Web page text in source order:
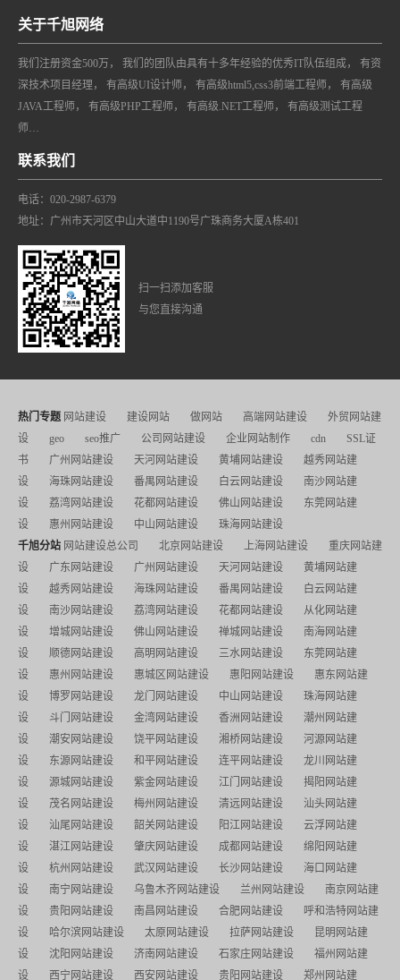
关于千旭网络
我们注册资金500万， 我们的团队由具有十多年经验的优秀IT队伍组成， 有资
深技术项目经理， 有高级UI设计师， 有高级html5,css3前端工程师， 有高级
JAVA工程师， 有高级PHP工程师， 有高级.NET工程师， 有高级测试工程
师…
联系我们
电话：020-2987-6379
地址：广州市天河区中山大道中1190号广珠商务大厦A栋401
扫一扫添加客服
与您直接沟通
热门专题 网站建设 建设网站 做网站 高端网站建设
外贸网站建
设
geo seo推广 公司网站建设 企业网站制作 cdn
SSL证
书
广州网站建设 天河网站建设 黄埔网站建设
越秀网站建
设
海珠网站建设 番禺网站建设 白云网站建设
南沙网站建
设
荔湾网站建设 花都网站建设 佛山网站建设
东莞网站建
设
惠州网站建设 中山网站建设
珠海网站建设
千旭分站 网站建设总公司 北京网站建设 上海网站建设
重庆网站建
设
广东网站建设 广州网站建设 天河网站建设
黄埔网站建
设
越秀网站建设 海珠网站建设 番禺网站建设
白云网站建
设
南沙网站建设 荔湾网站建设 花都网站建设
从化网站建
设
增城网站建设 佛山网站建设 禅城网站建设
南海网站建
设
顺德网站建设 高明网站建设 三水网站建设
东莞网站建
设
惠州网站建设 惠城区网站建设 惠阳网站建设
惠东网站建
设
博罗网站建设 龙门网站建设 中山网站建设
珠海网站建
设
斗门网站建设 金湾网站建设 香洲网站建设
潮州网站建
设
潮安网站建设 饶平网站建设 湘桥网站建设
河源网站建
设
东源网站建设 和平网站建设 连平网站建设
龙川网站建
设
源城网站建设 紫金网站建设 江门网站建设
揭阳网站建
设
茂名网站建设 梅州网站建设 清远网站建设
汕头网站建
设
汕尾网站建设 韶关网站建设 阳江网站建设
云浮网站建
设
湛江网站建设 肇庆网站建设 成都网站建设
绵阳网站建
设
杭州网站建设 武汉网站建设 长沙网站建设
海口网站建
设
南宁网站建设 乌鲁木齐网站建设 兰州网站建设
南京网站建
设
贵阳网站建设 南昌网站建设 合肥网站建设
呼和浩特网站建
设
哈尔滨网站建设 太原网站建设 拉萨网站建设
昆明网站建
设
沈阳网站建设 济南网站建设 石家庄网站建设
福州网站建
设
西宁网站建设 西安网站建设 贵阳网站建设 郑州网站建